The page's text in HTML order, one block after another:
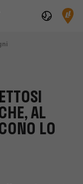
AL
LO